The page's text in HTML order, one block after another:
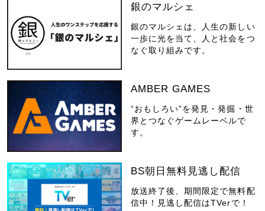
銀のマルシェ
銀のマルシェは、人生の新しい
一歩に光を当て、人と社会をつ
なぐ取り組みです。
AMBER GAMES
“おもしろい”を発見・発掘・世
界とつなぐゲームレーベルで
す。
BS朝日無料見逃し配信
放送終了後、期間限定で無料配
信中！見逃し配信はTVerで！